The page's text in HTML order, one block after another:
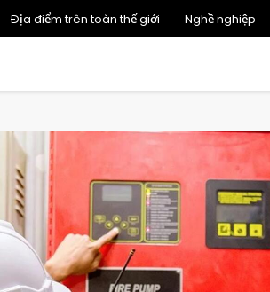
Địa điểm trên toàn thế giới Nghề nghiệp